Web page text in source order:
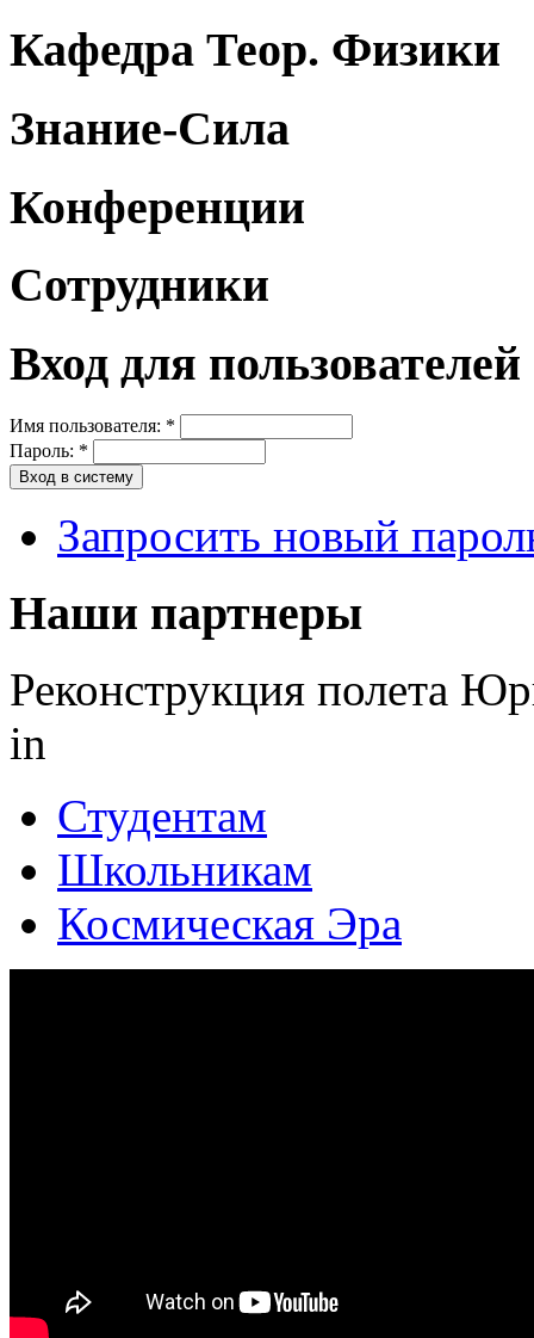
Кафедра Теор. Физики
Знание-Сила
Конференции
Сотрудники
Вход для пользователей
Имя пользователя: *
Пароль: *
Запросить новый
Наши партнеры
Реконструкция полета
in
Студентам
Школьникам
Космическая Эра